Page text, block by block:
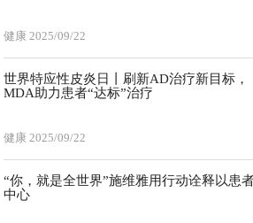
健康 2025/09/22
世界特应性皮炎日丨刷新AD治疗新目标，
MDA助力患者“达标”治疗
健康 2025/09/22
“你，就是全世界”施维雅用行动诠释以患
中心